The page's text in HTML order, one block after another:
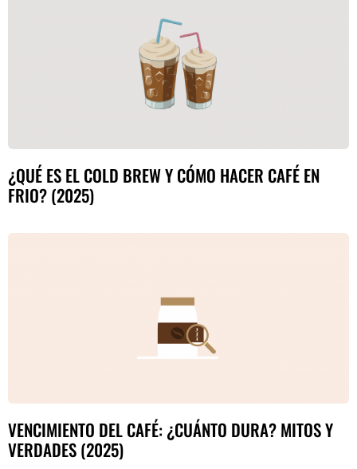
¿QUÉ ES EL COLD BREW Y CÓMO HACER CAFÉ EN
FRIO? (2025)
VENCIMIENTO DEL CAFÉ: ¿CUÁNTO DURA? MITOS Y
VERDADES (2025)